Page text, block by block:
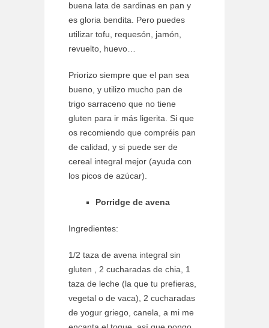
buena lata de sardinas en pan y
es gloria bendita. Pero puedes
utilizar tofu, requesón, jamón,
revuelto, huevo…
Priorizo siempre que el pan sea
bueno, y utilizo mucho pan de
trigo sarraceno que no tiene
gluten para ir más ligerita. Si que
os recomiendo que compréis pan
de calidad, y si puede ser de
cereal integral mejor (ayuda con
los picos de azúcar).
Porridge de avena
Ingredientes:
1/2 taza de avena integral sin
gluten , 2 cucharadas de chia, 1
taza de leche (la que tu prefieras,
vegetal o de vaca), 2 cucharadas
de yogur griego, canela, a mi me